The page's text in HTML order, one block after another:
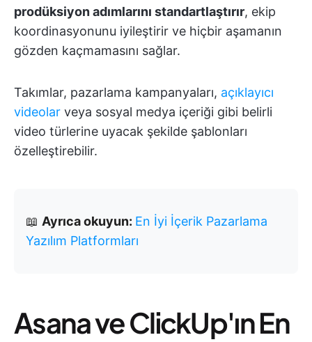
prodüksiyon adımlarını standartlaştırır, ekip
koordinasyonunu iyileştirir ve hiçbir aşamanın
gözden kaçmamasını sağlar.
Takımlar, pazarlama kampanyaları, açıklayıcı
videolar veya sosyal medya içeriği gibi belirli
video türlerine uyacak şekilde şablonları
özelleştirebilir.
📖 Ayrıca okuyun: En İyi İçerik Pazarlama
Yazılım Platformları
Asana ve ClickUp'ın En